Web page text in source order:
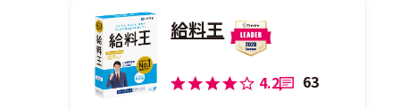
給料王
4.2 63